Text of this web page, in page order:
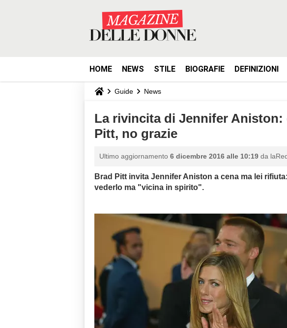
HOME NEWS STILE BIOGRAFIE DEFINIZIONI
Guide News
La rivincita di Jennifer Aniston:
Pitt, no grazie
Ultimo aggiornamento 6 dicembre 2016 alle 10:19 da
Brad Pitt invita Jennifer Aniston a cena ma lei
vederlo ma "vicina in spirito".